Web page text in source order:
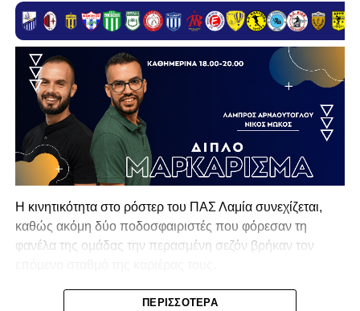
Η κινητικότητα στο ρόστερ του ΠΑΣ Λαμία συνεχίζεται,
καθώς ακόμη δύο ποδοσφαιριστές που φόρεσαν τη
φανέλα της ομάδας την περασμένη σεζόν βρήκαν τον
Ο λόγος για τον Βασίλη Τρούμπουλο και τον Χρυσόστομο
ΠΕΡΙΣΣΌΤΕΡΑ